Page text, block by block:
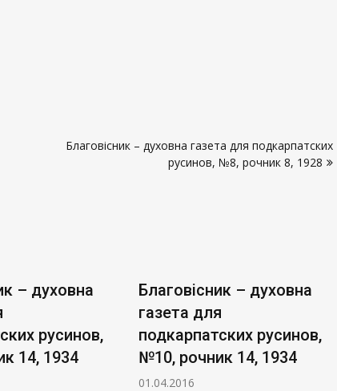
Благовісник – духовна газета для подкарпатских
русинов, №8, рочник 8, 1928
– духовна
русинов,
14, 1934
Благовісник – духовна
газета для
подкарпатских русинов,
№10, рочник 14, 1934
01.04.2016